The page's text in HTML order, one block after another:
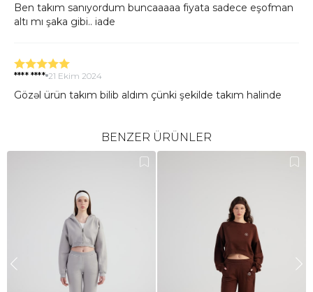
Ben takım sanıyordum buncaaaaa fiyata sadece eşofman
altı mı şaka gibi.. iade
**** **** 21 Ekim 2024
Gözəl ürün takım bilib aldım çünki şekilde takım halinde
kapşonu çox qalın biraz gəzdikcə arxaya gedir boğur adamı
o şeyi beyenmedim ama qalınlığı materialı super
13 Ekim 2024
cox qalın .amma men takim bilib sifaris verdim .tek parca
BENZER ÜRÜNLER